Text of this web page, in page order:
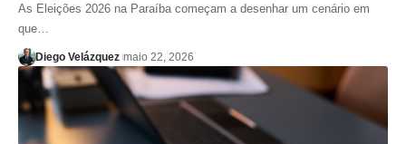
As Eleições 2026 na Paraíba começam a desenhar um cenário em
que…
Diego Velázquez maio 22, 2026